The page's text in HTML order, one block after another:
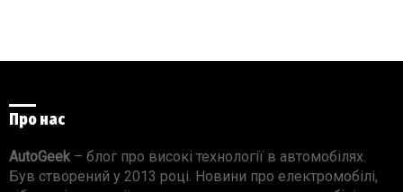
Про нас
AutoGeek– блог про високі технології в автомобілях.
Був створений у 2013 році. Новини про електромобілі,